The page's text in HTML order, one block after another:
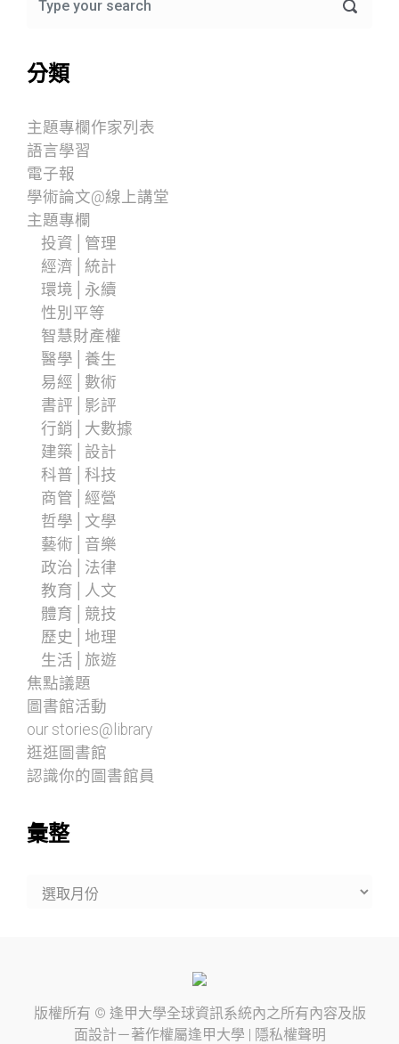
分類
主題專欄作家列表
語言學習
電子報
學術論文@線上講堂
主題專欄
投資│管理
經濟│統計
環境│永續
性別平等
智慧財產權
醫學│養生
易經│數術
書評│影評
行銷│大數據
建築│設計
科普│科技
商管│經營
哲學│文學
藝術│音樂
政治│法律
教育│人文
體育│競技
歷史│地理
生活│旅遊
焦點議題
圖書館活動
our stories@library
逛逛圖書館
認識你的圖書館員
彙整
版權所有 © 逢甲大學全球資訊系統內之所有內容及版
面設計－著作權屬逢甲大學 隱私權聲明